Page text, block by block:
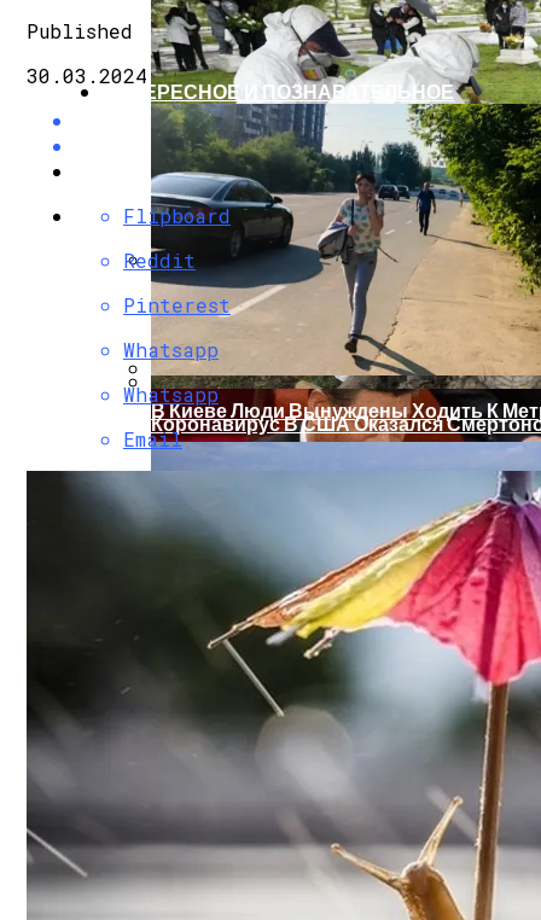
G7 Договорились Регулировать
Растущая Концентрация Власти В
Коронавирус В США Оказался
Извержение Вулкана На Юге
ИНТЕРЕСНОЕ И ПОЗНАВАТЕЛЬНОЕ
В Киеве Люди Вынуждены Ходить К
В Киеве Появится Арт-Объект В Виде
Published
30.03.2024
Flipboard
Reddit
Pinterest
Whatsapp
Whatsapp
Email